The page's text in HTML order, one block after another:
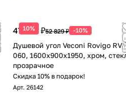
10%
47 546 ₽52 829 ₽ -10%
Душевой угол Veconi Rovigo RV-
060, 1600х900х1950, хром,
прозрачное
Скидка 10% в подарок!
Арт. 26142